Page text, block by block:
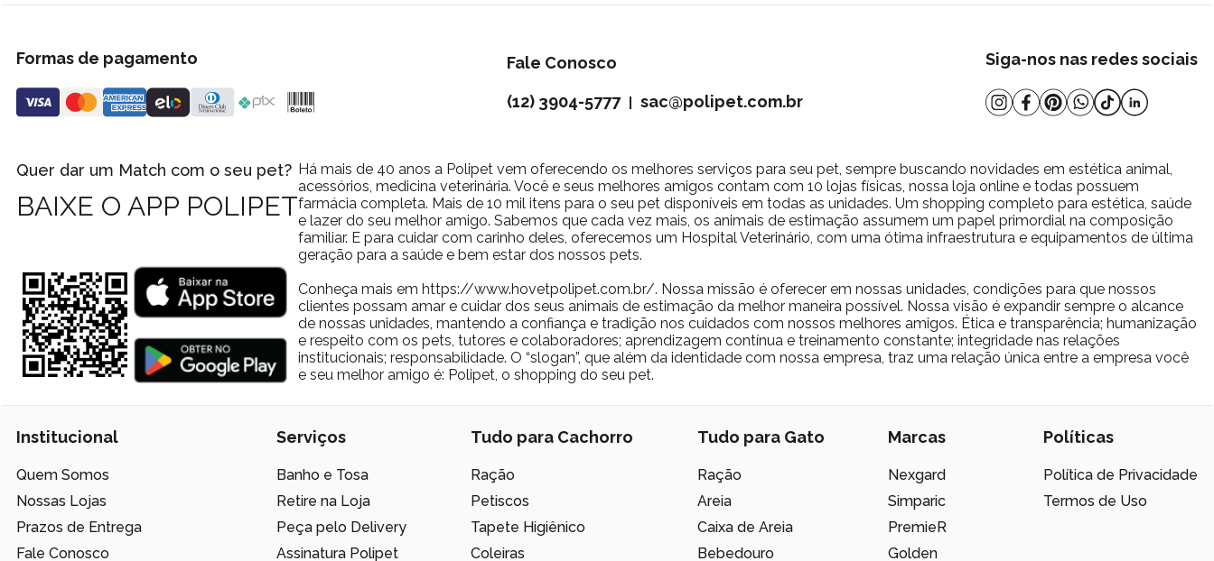
Formas de pagamento Fale Conosco
(12) 3904-5777| sac@polipet.com.br
Siga-nos nas redes sociais
Quer dar um Match com o seu pet?
BAIXE O APP POLIPET
Há mais de 40 anos a Polipet vem oferecendo os melhores serviços para seu pet, sempre buscando novidades em estética animal,
acessórios, medicina veterinária. Você e seus melhores amigos contam com 10 lojas físicas, nossa loja online e todas possuem
farmácia completa. Mais de 10 mil itens para o seu pet disponíveis em todas as unidades. Um shopping completo para estética, saúde
e lazer do seu melhor amigo. Sabemos que cada vez mais, os animais de estimação assumem um papel primordial na composição
familiar. E para cuidar com carinho deles, oferecemos um Hospital Veterinário, com uma ótima infraestrutura e equipamentos de última
geração para a saúde e bem estar dos nossos pets.
Conheça mais em https://www.hovetpolipet.com.br/. Nossa missão é oferecer em nossas unidades, condições para que nossos
clientes possam amar e cuidar dos seus animais de estimação da melhor maneira possível. Nossa visão é expandir sempre o alcance
de nossas unidades, mantendo a confiança e tradição nos cuidados com nossos melhores amigos. Ética e transparência; humanização
e respeito com os pets, tutores e colaboradores; aprendizagem contínua e treinamento constante; integridade nas relações
institucionais; responsabilidade. O “slogan”, que além da identidade com nossa empresa, traz uma relação única entre a empresa você
e seu melhor amigo é: Polipet, o shopping do seu pet.
Institucional
Quem Somos
Nossas Lojas
Prazos de Entrega
Fale Conosco
Serviços
Banho e Tosa
Retire na Loja
Peça pelo Delivery
Assinatura Polipet
Tudo para Cachorro
Ração
Petiscos
Tapete Higiênico
Coleiras
Tudo para Gato
Ração
Areia
Caixa de Areia
Bebedouro
Marcas
Nexgard
Simparic
PremieR
Golden
Políticas
Política de Privacidade
Termos de Uso